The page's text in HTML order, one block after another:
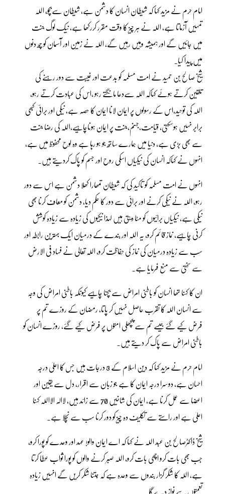
امام حرم نے مزید کہا کہ شیطان انسان کا دشمن ہے، شیطان سےبچو، اللہ
تمہیں آزماتا ہے، اللہ نے ہر چیز کا وقت مقرر کررکھا ہے، نیک لوگ جنت
میں جائیں گے اور ہمیشہ وہیں رہیں گے، اللہ نے زمین اور آسمان کو چھ دنوں
میں پیدا کیا۔
شیخ صالح بن حمید نے امت مسلمہ کو بدعت اور غیبت سے دور رہنے کی
تلقین کرتے ہوئے کہاکہ اللہ سےدعا مانگتے رہو ،اس کی عبادت کرتے رہو،
اللہ کی توحید،اس کے رسولوں پر ایمان لانا ایمان کا حصہ ہے، نیکی اور برائی کبھی
برابر نہیں ہوسکتی، قیامت،جہنم،جنت پر ایمان ہوناچاہیے،اللہ کی رضا جنت
سے بھی بڑی ہے، دنیا میں ہمارے ساتھ جو ہو رہا ہے وہ لوح محفوظ میں ہے،
انہوں نے کہاکہ انسان کی نیکیاں اسکی روح اور جسم کو پاک کردیتے ہیں۔
انہوں نے امت مسلمہ کو تاکید کی کہ شیطان تمھارا کھلا دشمن ہے اس سے دور
رہو، اللہ نے نیکی کرنے اور برائی سے دور کا حکم دیا، دشمن کو معاف کرنا بھی
نیکی ہے، نیکیاں برائیوں کو مٹا دیتی ہیں لہذا نیکیوں کی زیادہ سے زیادہ کوشش
کرنی چاہیے، نماز قائم کرو، یہ اللہ اور بندے کے درمیان ایک بہترین رابطہ اور
سب سے زیادہ درمیان کی نماز کی حفاظت کرو، اللہ تعالی نے فساد فی الارض
سے سختی سے منع فرمایا ہے۔
ان کا کہنا تھا انسان کو باطنی امراض سے بچنا چاہیے کیونکہ باطنی امراض کی وجہ
سے انسان اللہ کا تقرب حاصل نہیں کر پاتا، رمضان کے روزے تم پر
فرض کیے گئے جیسے تم سے پچھلی امتوں پر فرض کیے گئے، روزے انسان کو
باطنی امراض سے پاک کر دیتے ہیں۔
امام حرم نے مزید کہا کہ دین اسلام کے 3 درجات ہیں جس کا اعلیٰ درجہ
احسان ہے، دوسرا درجہ ایمان کا ہے جو زبان سے اقرار، دل سے یقین اور
اعضا سے عمل کرنا ہے، ایمان کی شاخیں 70 سے زائد ہیں، لاالہ الااللہ کہنا
اعلیٰ ہے اور راستے سے تکلیف دہ چیز کو دور کرنا سب سے نچلا ہے۔
شیخ ڈاکٹرصالح بن عبد اللہ نے کہا کہ اے ایمان والو! عہد اور وعدے کو پورا کرو،
جب بھی بات کرو اچھی بات کرو، اللہ صبر کرنے والوں کو پورا ثواب عطا کرتا
ہے، اللہ کا شکر گزار بندوں سے وعدہ ہے کہ جتنا شکر کریں گے انہیں زیادہ